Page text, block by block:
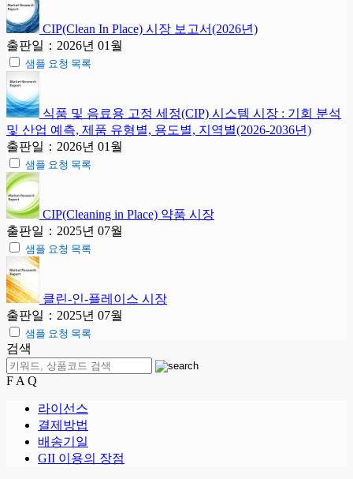
CIP(Clean In Place) 시장 보고서(2026년)
출판일：2026년 01월
샘플 요청 목록
식품 및 음료용 고정 세정(CIP) 시스템 시장 : 기회 분석
및 산업 예측, 제품 유형별, 용도별, 지역별(2026-2036년)
출판일：2026년 01월
샘플 요청 목록
CIP(Cleaning in Place) 약품 시장
출판일：2025년 07월
샘플 요청 목록
클린-인-플레이스 시장
출판일：2025년 07월
샘플 요청 목록
검색
F A Q
라이선스
결제방법
배송기일
GII 이용의 장점